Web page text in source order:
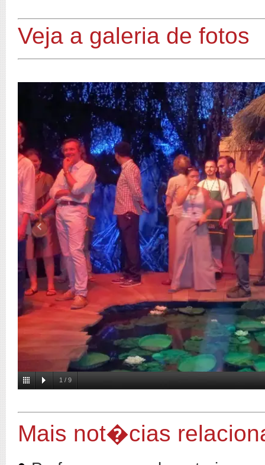
Veja a galeria de fotos
1 / 9
Mais not�cias